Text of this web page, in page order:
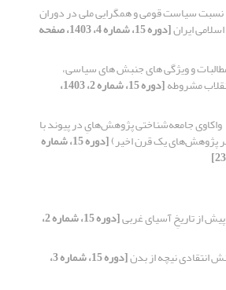
نسبت سیاست قومی و همگرایی ملی در دوران
ایران [دوره 15، شماره 4، 1403، صفحه
و ویژگی های جنبش های سیاسی،
مشروطه [دوره 15، شماره 2، 1403،
واکاوی جامعه‌شناختی پژوهش‌هایِ در پیوند با
بر پژوهش‌های یک قرن اخیر) [دوره 15، شماره
از تاریخِ آسیای غربی [دوره 15، شماره 2،
انتقادی نیچه از بدن [دوره 15، شماره 3،